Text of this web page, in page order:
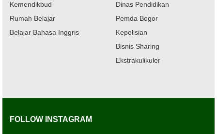
Kemendikbud
Rumah Belajar
Belajar Bahasa Inggris
Dinas Pendidikan
Pemda Bogor
Kepolisian
Bisnis Sharing
Ekstrakulikuler
FOLLOW INSTAGRAM